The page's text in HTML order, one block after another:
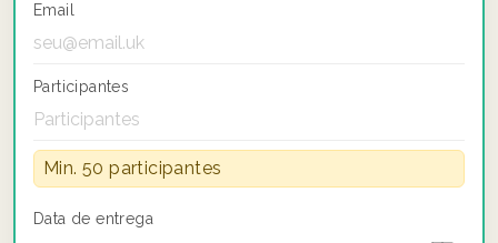
Email
Participantes
Min. 50 participantes
Data de entrega